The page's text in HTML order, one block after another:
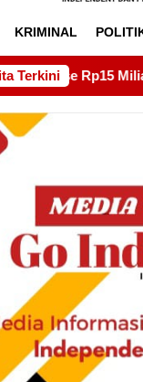
KRIMINAL
TerkiniIni Permintaan